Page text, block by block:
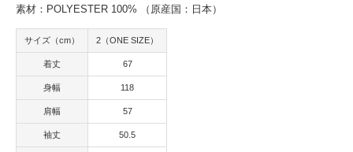
素材：POLYESTER 100% （原産国：日本）
サイズ（cm） 2（ONE SIZE）
着丈 67
身幅 118
肩幅 57
袖丈 50.5